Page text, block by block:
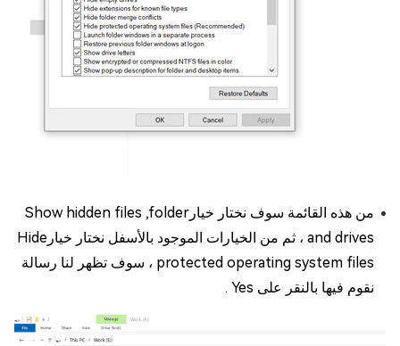
من هذه القائمة سوف نختار خيارShow hidden files ,folder
and drives ، ثم من الخيارات الموجود بالأسفل نختار خيارHide
protected operating system files ، سوف تظهر لنا رسالة
نقوم فيها بالنقر على Yes .